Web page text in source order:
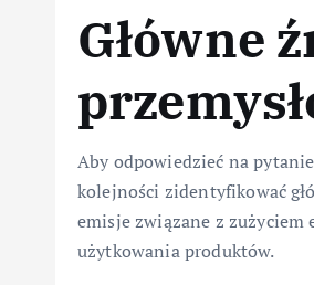
Główne
Aby odpowiedzieć na
kolejności zidentyfikować
emisje związane z zużyciem
użytkowania produktów.